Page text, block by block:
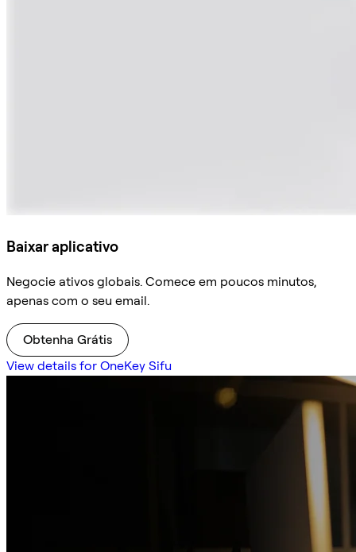
Baixar aplicativo
Negocie ativos globais. Comece em poucos minutos,
apenas com o seu email.
Obtenha Grátis
View details for OneKey Sifu